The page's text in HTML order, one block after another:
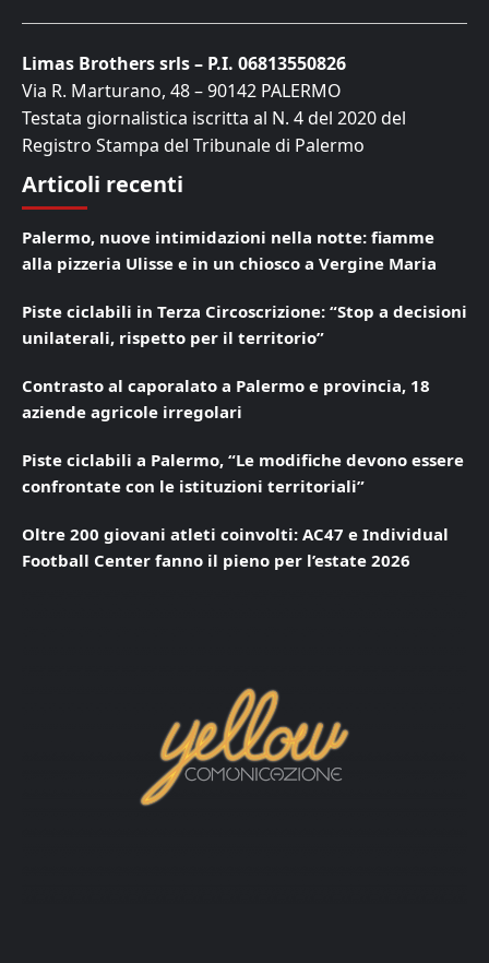
Limas Brothers srls – P.I. 06813550826
Via R. Marturano, 48 – 90142 PALERMO
Testata giornalistica iscritta al N. 4 del 2020 del
Registro Stampa del Tribunale di Palermo
Articoli recenti
Palermo, nuove intimidazioni nella notte: fiamme
alla pizzeria Ulisse e in un chiosco a Vergine Maria
Piste ciclabili in Terza Circoscrizione: “Stop a decisioni
unilaterali, rispetto per il territorio”
Contrasto al caporalato a Palermo e provincia, 18
aziende agricole irregolari
Piste ciclabili a Palermo, “Le modifiche devono essere
confrontate con le istituzioni territoriali”
Oltre 200 giovani atleti coinvolti: AC47 e Individual
Football Center fanno il pieno per l’estate 2026